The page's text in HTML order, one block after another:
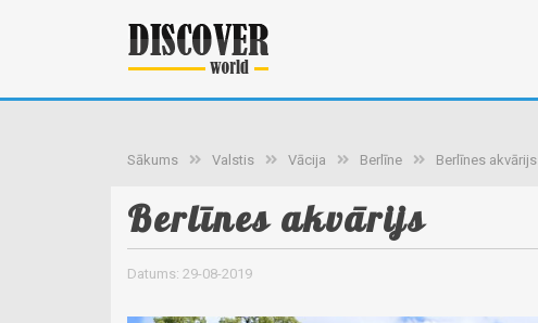
Sākums Valstis Vācija Berlīne Berlīnes akvārijs
Berlīnes akvārijs
Datums: 29-08-2019